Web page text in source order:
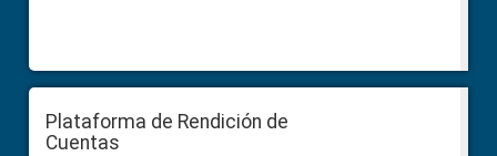
Plataforma de Rendición de
Cuentas